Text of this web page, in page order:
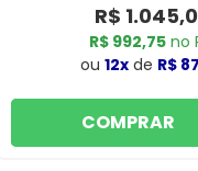
R$
R$ 992,75no
ou 12xde R$
COMPRAR